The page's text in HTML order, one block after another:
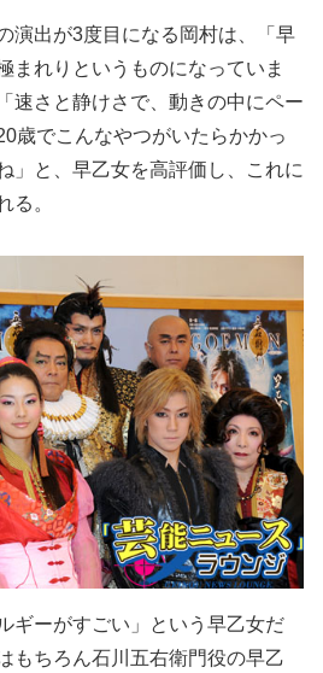
演出が3度目になる岡村は、「早
まれりというものになっていま
速さと静けさで、動きの中にペー
歳でこんなやつがいたらかかっ
」と、早乙女を高評価し、これに
る。
ギーがすごい」という早乙女だ
もちろん石川五右衛門役の早乙